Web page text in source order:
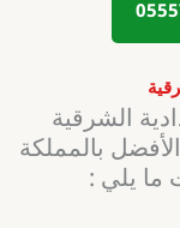
الشرقية
بالمملكة
ما يلي :